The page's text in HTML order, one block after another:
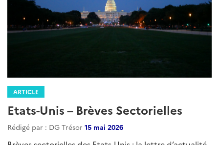
ARTICLE
Etats-Unis – Brèves Sectorielles
09 juillet 2026
hebdomadaire sur les sujets sectoriels et commerciaux
préparée par le Service Economique Régional de
Washington....
Lire la suite
:
infrastructure
numerique climat
agroalimentaire
Etats-Unis Distribution
industrie